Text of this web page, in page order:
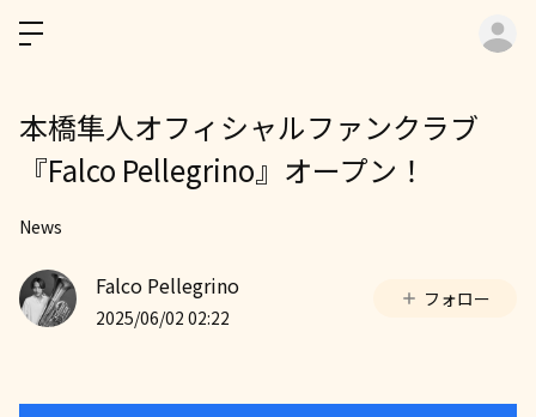
本橋隼人オフィシャルファンクラブ
『Falco Pellegrino』オープン！
News
Falco Pellegrino
2025/06/02 02:22
フォロー